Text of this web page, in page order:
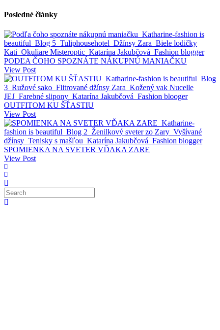
Posledné články
PODĽA ČOHO SPOZNÁTE NÁKUPNÚ MANIAČKU
View Post
OUTFITOM KU ŠŤASTIU
View Post
SPOMIENKA NA SVETER VĎAKA ZARE
View Post